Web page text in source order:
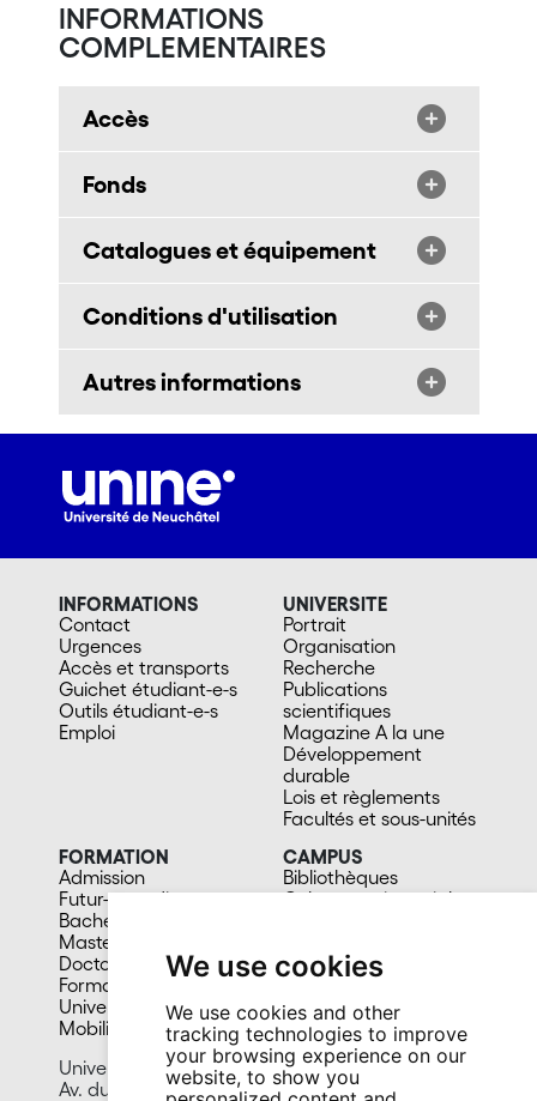
We use cookies
We use cookies and other
tracking technologies to improve
your browsing experience on our
website, to show you
INFORMATIONS
COMPLEMENTAIRES
Accès
Fonds
Catalogues et équipement
Conditions d'utilisation
Autres informations
INFORMATIONS
Contact
Urgences
Accès et transports
Guichet étudiant-e-s
Outils étudiant-e-s
Emploi
UNIVERSITE
Portrait
Organisation
Recherche
Publications
scientifiques
Magazine A la une
Développement
durable
Lois et règlements
Facultés et sous-unités
FORMATION
Admission
Futur-e étudiant-e
Bachelors
Masters
Doctorat
Formation continue
Université du 3e âge
Mobilité
CAMPUS
Bibliothèques
Culture et vie sociale
Cafétérias
University of Neuchâtel
Av. du 1er-Mars 26